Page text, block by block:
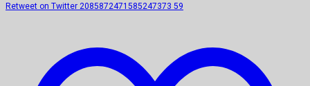
Retweet on Twitter 2085872471585247373 59